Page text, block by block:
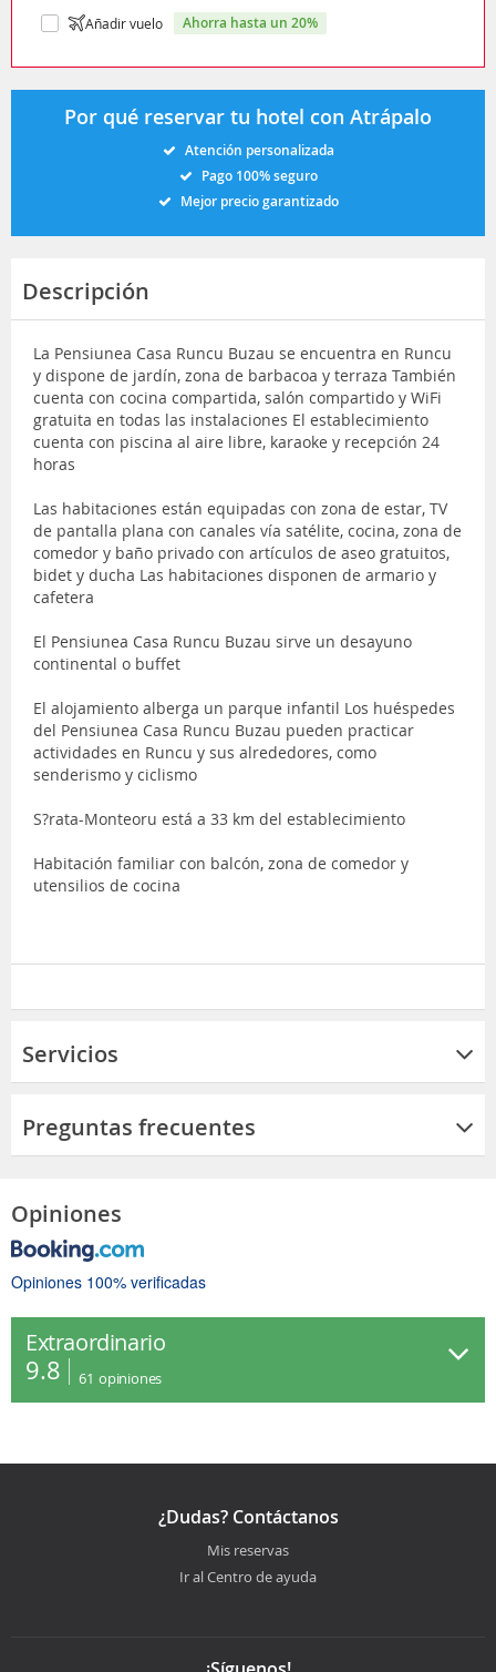
Añadir vuelo ahorra hasta un 20%
Por qué reservar tu hotel con Atrápalo
Atención personalizada
Pago 100% seguro
Mejor precio garantizado
Descripción
La Pensiunea Casa Runcu Buzau se encuentra en Runcu
y dispone de jardín, zona de barbacoa y terraza También
cuenta con cocina compartida, salón compartido y WiFi
gratuita en todas las instalaciones El establecimiento
cuenta con piscina al aire libre, karaoke y recepción 24
horas
Las habitaciones están equipadas con zona de estar, TV
de pantalla plana con canales vía satélite, cocina, zona de
comedor y baño privado con artículos de aseo gratuitos,
bidet y ducha Las habitaciones disponen de armario y
cafetera
El Pensiunea Casa Runcu Buzau sirve un desayuno
continental o buffet
El alojamiento alberga un parque infantil Los huéspedes
del Pensiunea Casa Runcu Buzau pueden practicar
actividades en Runcu y sus alrededores, como
senderismo y ciclismo
S?rata-Monteoru está a 33 km del establecimiento
Habitación familiar con balcón, zona de comedor y
utensilios de cocina
Servicios
Preguntas frecuentes
Opiniones
Opiniones 100% verificadas
Extraordinario
9.8 61 opiniones
¿Dudas? Contáctanos
Mis reservas
Ir al Centro de ayuda